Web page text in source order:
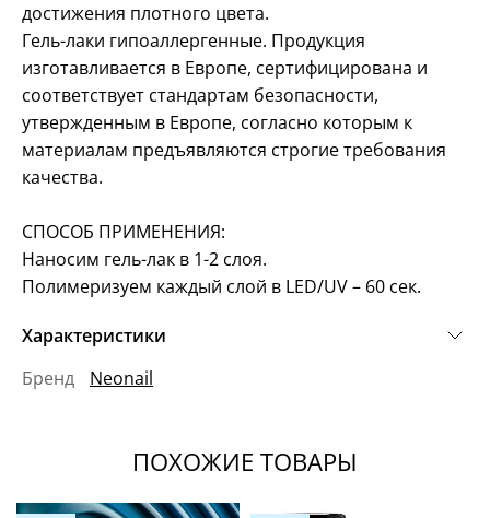
достижения плотного цвета.
Гель-лаки гипоаллергенные. Продукция
изготавливается в Европе, сертифицирована и
соответствует стандартам безопасности,
утвержденным в Европе, согласно которым к
материалам предъявляются строгие требования
качества.
СПОСОБ ПРИМЕНЕНИЯ:
Наносим гель-лак в 1-2 слоя.
Полимеризуем каждый слой в LED/UV – 60 сек.
Характеристики
Бренд
Neonail
ПОХОЖИЕ ТОВАРЫ